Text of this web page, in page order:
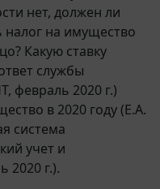
нет, должен ли
на имущество
Какую ставку
службы
февраль 2020 г.)
в 2020 году (Е.А.
система
учет и
2020 г.).